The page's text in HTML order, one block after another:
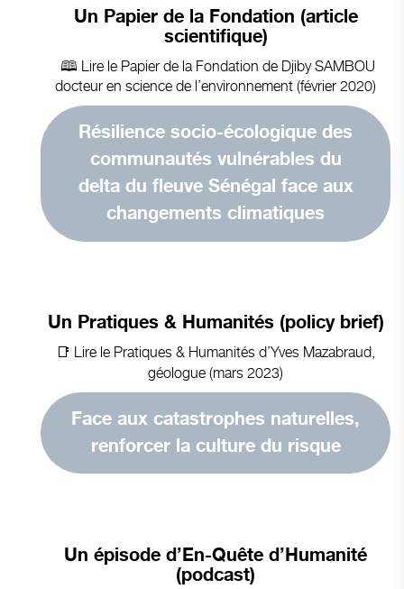
Un Papier de la Fondation (article
scientifique)
🕮 Lire le Papier de la Fondation de Djiby SAMBOU
docteur en science de l’environnement (février 2020)
Résilience socio-écologique des
communautés vulnérables du
delta du fleuve Sénégal face aux
changements climatiques
Un Pratiques & Humanités (policy brief)
📑 Lire le Pratiques & Humanités d’Yves Mazabraud,
géologue (mars 2023)
Face aux catastrophes naturelles,
renforcer la culture du risque
Un épisode d’En-Quête d’Humanité
(podcast)